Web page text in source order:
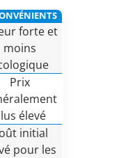
forte et
moins
Prix
élevé
initial
pour les